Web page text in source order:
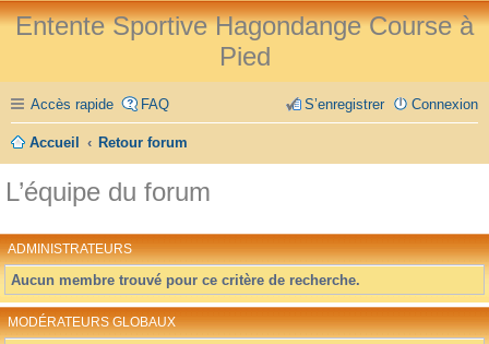
Entente Sportive Hagondange Course à
Pied
Accès rapide FAQ Connexion
S’enregistrer
Accueil Retour forum
L’équipe du forum
ADMINISTRATEURS
Aucun membre trouvé pour ce critère de recherche.
MODÉRATEURS GLOBAUX